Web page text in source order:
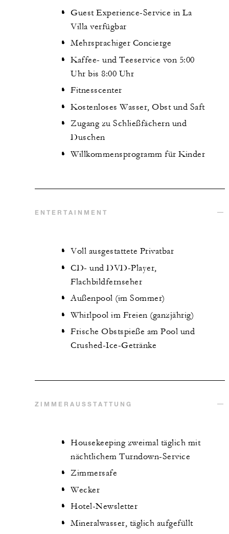
Guest Experience-Service in La
Villa verfügbar
Mehrsprachiger Concierge
Kaffee- und Teeservice von 5:00
Uhr bis 8:00 Uhr
Fitnesscenter
Kostenloses Wasser, Obst und Saft
Zugang zu Schließfächern und
Duschen
Willkommensprogramm für Kinder
ENTERTAINMENT
Voll ausgestattete Privatbar
CD- und DVD-Player,
Flachbildfernseher
Außenpool (im Sommer)
Whirlpool im Freien (ganzjährig)
Frische Obstspieße am Pool und
Crushed-Ice-Getränke
ZIMMERAUSSTATTUNG
Housekeeping zweimal täglich mit
nächtlichem Turndown-Service
Zimmersafe
Wecker
Hotel-Newsletter
Mineralwasser, täglich aufgefüllt